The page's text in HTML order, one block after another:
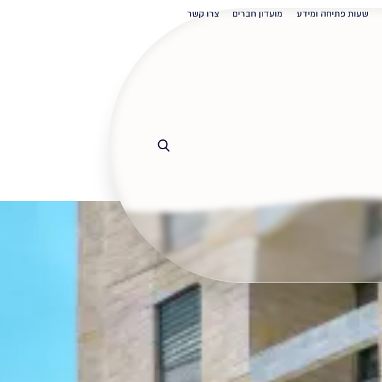
שעות פתיחה ומידע מועדון חברים צרו קשר